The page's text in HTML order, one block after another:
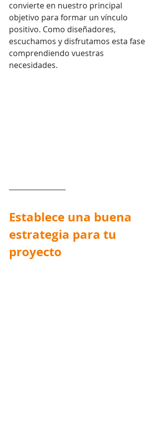
convierte en nuestro principal
objetivo para formar un vínculo
positivo. Como diseñadores,
escuchamos y disfrutamos esta fase
comprendiendo vuestras
necesidades.
Establece una buena
estrategia para tu
proyecto